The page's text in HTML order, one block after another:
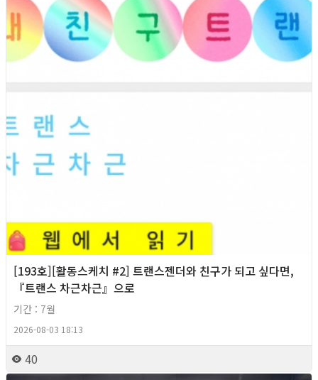
[193호][활동스케치 #2] 트랜스젠더와 친구가 되고 싶다면,
『트랜스 차근차근』으로
기간 : 7월
2026-08-03 18:13
40